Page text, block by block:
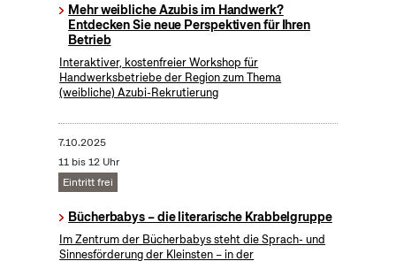
Mehr weibliche Azubis im Handwerk?
Entdecken Sie neue Perspektiven für Ihren
Betrieb
Interaktiver, kostenfreier Workshop für
Handwerksbetriebe der Region zum Thema
(weibliche) Azubi-Rekrutierung
7.10.2025
11 bis 12 Uhr
Eintritt frei
Bücherbabys – die literarische Krabbelgruppe
Im Zentrum der Bücherbabys steht die Sprach- und
Sinnesförderung der Kleinsten – in der